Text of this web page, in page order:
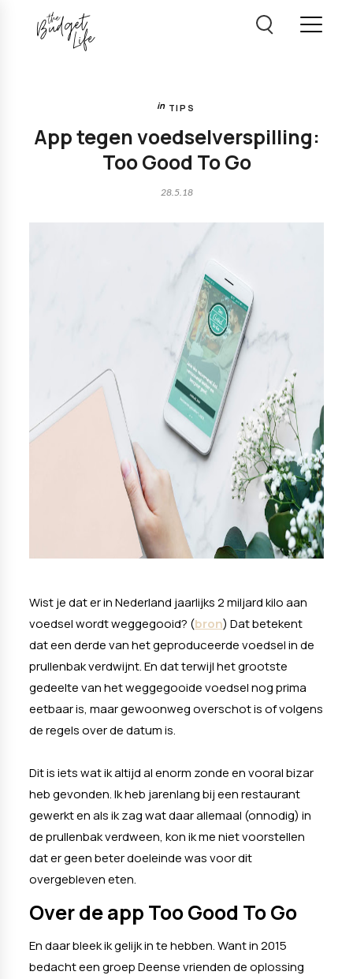
TIPS
App tegen voedselverspilling:
Too Good To Go
28.5.18
Wist je dat er in Nederland jaarlijks 2 miljard kilo aan
voedsel wordt weggegooid? (bron) Dat betekent
dat een derde van het geproduceerde voedsel in de
prullenbak verdwijnt. En dat terwijl het grootste
gedeelte van het weggegooide voedsel nog prima
eetbaar is, maar gewoonweg overschot is of volgens
de regels over de datum is.
Dit is iets wat ik altijd al enorm zonde en vooral bizar
heb gevonden. Ik heb jarenlang bij een restaurant
gewerkt en als ik zag wat daar allemaal (onnodig) in
de prullenbak verdween, kon ik me niet voorstellen
dat er geen beter doeleinde was voor dit
overgebleven eten.
Over de app Too Good To Go
En daar bleek ik gelijk in te hebben. Want in 2015
bedacht een groep Deense vrienden de oplossing